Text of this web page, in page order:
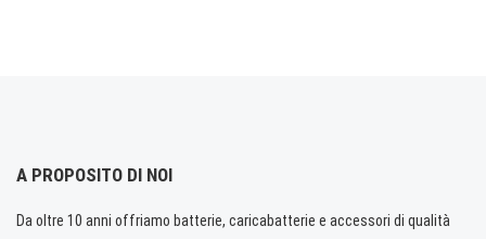
A PROPOSITO DI NOI
Da oltre 10 anni offriamo batterie, caricabatterie e accessori di qualità